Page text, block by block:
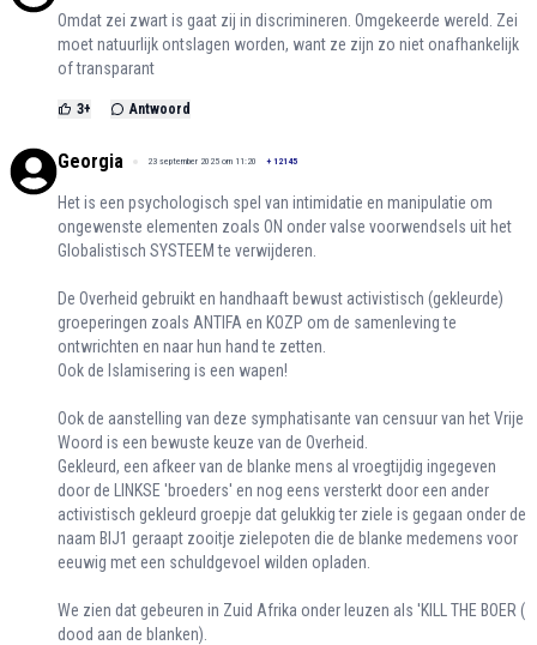
Omdat zei zwart is gaat zij in discrimineren. Omgekeerde wereld. Zei
moet natuurlijk ontslagen worden, want ze zijn zo niet onafhankelijk
of transparant
3+ Antwoord
Georgia 23 september 2025 om 11:20 + 12145
Het is een psychologisch spel van intimidatie en manipulatie om
ongewenste elementen zoals ON onder valse voorwendsels uit het
Globalistisch SYSTEEM te verwijderen.
De Overheid gebruikt en handhaaft bewust activistisch (gekleurde)
groeperingen zoals ANTIFA en KOZP om de samenleving te
ontwrichten en naar hun hand te zetten.
Ook de Islamisering is een wapen!
Ook de aanstelling van deze symphatisante van censuur van het Vrije
Woord is een bewuste keuze van de Overheid.
Gekleurd, een afkeer van de blanke mens al vroegtijdig ingegeven
door de LINKSE 'broeders' en nog eens versterkt door een ander
activistisch gekleurd groepje dat gelukkig ter ziele is gegaan onder de
naam BIJ1 geraapt zooitje zielepoten die de blanke medemens voor
eeuwig met een schuldgevoel wilden opladen.
We zien dat gebeuren in Zuid Afrika onder leuzen als 'KILL THE BOER (
dood aan de blanken).